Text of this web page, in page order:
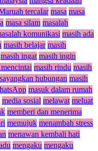
tercalar masa masa
masa silam masalah
komunikasi masih ada
masih belajar masih
masih ingat masih ingin
masih rindu masih
hubungan masih
masuk dalam rumah
media sosial melawat meluat
memberi dan menerima
memujuk menambah stress
menawan kembali hati
mengaku mengaku